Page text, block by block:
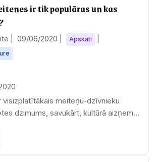
ir tik populāras un kas
| 09/06/2020 Apskati
visizplatītākais meiteņu-dzīvnieku
dzimums, savukārt, kultūrā aizņem…